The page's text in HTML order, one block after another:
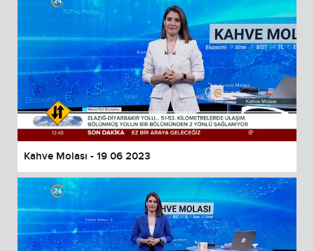
Kahve Molası - 19 06 2023